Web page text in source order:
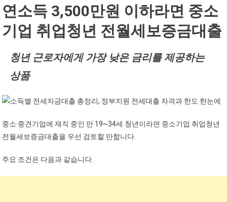
연소득 3,500만원 이하라면 중소
기업 취업청년 전월세보증금대출
청년 근로자에게 가장 낮은 금리를 제공하는
상품
중소·중견기업에 재직 중인 만 19~34세 청년이라면 중소기업 취업청년
전월세보증금대출을 우선 검토할 만합니다.
주요 조건은 다음과 같습니다.